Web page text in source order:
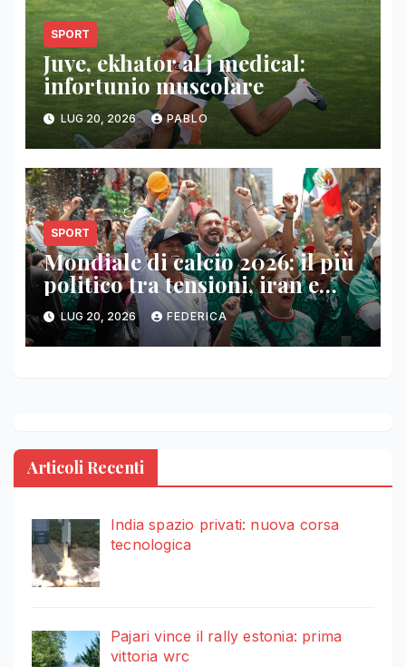
SPORT
Juve, ekhator al j medical:
infortunio muscolare
LUG 20, 2026 PABLO
SPORT
Mondiale di calcio 2026: il più
politico tra tensioni, iran e
falkland
LUG 20, 2026 FEDERICA
Articoli Recenti
India spazio privati: nuova corsa
tecnologica
Pajari vince il rally estonia: prima
vittoria wrc